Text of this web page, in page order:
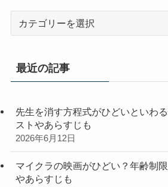
リ
最近の記事
先生を消す方程式がひどいといわ
ストやあらすじも
2026年6月12日
マイクラの映画がひどい？年齢制
やあらすじも